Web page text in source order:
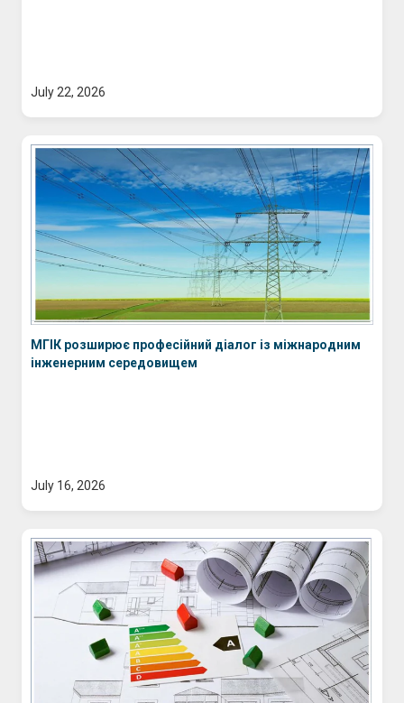
July 22, 2026
МГІК розширює професійний діалог із міжнародним
інженерним середовищем
July 16, 2026